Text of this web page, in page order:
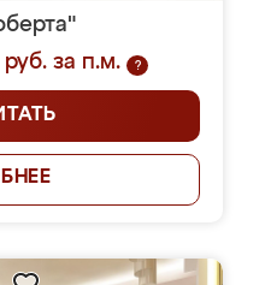
за п.м.
?